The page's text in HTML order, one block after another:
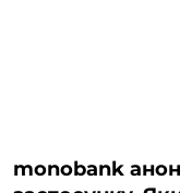
monobank